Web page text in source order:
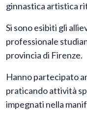
ginnastica artistica
Si sono esibiti gli
professionale
provincia di Firenze.
Hanno partecipato
praticando attività
impegnati nella